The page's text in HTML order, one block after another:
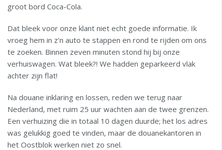
groot bord Coca-Cola.
Dat bleek voor onze klant niet echt goede informatie. Ik
vroeg hem in z’n auto te stappen en rond te rijden om ons
te zoeken. Binnen zeven minuten stond hij bij onze
verhuiswagen. Wat bleek?! We hadden geparkeerd vlak
achter zijn flat!
Na douane inklaring en lossen, reden we terug naar
Nederland, met ruim 25 uur wachten aan de twee grenzen.
Een verhuizing die in totaal 10 dagen duurde; het los adres
was gelukkig goed te vinden, maar de douanekantoren in
het Oostblok werken niet zo snel.